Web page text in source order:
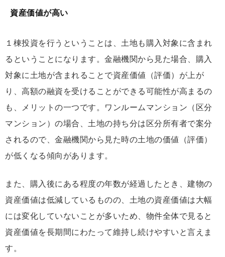
資産価値が高い
１棟投資を行うということは、土地も購入対象に含まれ
るということになります。金融機関から見た場合、購入
対象に土地が含まれることで資産価値（評価）が上が
り、高額の融資を受けることができる可能性が高まるの
も、メリットの一つです。ワンルームマンション（区分
マンション）の場合、土地の持ち分は区分所有者で案分
されるので、金融機関から見た時の土地の価値（評価）
が低くなる傾向があります。
また、購入後にある程度の年数が経過したとき、建物の
資産価値は低減しているものの、土地の資産価値は大幅
には変化していないことが多いため、物件全体で見ると
資産価値を長期間にわたって維持し続けやすいと言えま
す。